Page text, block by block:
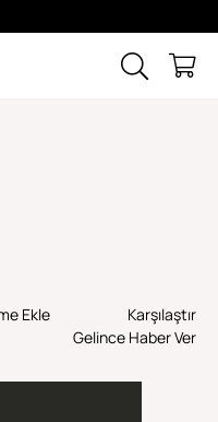
Ekle
Karşılaştır
Gelince Haber Ver